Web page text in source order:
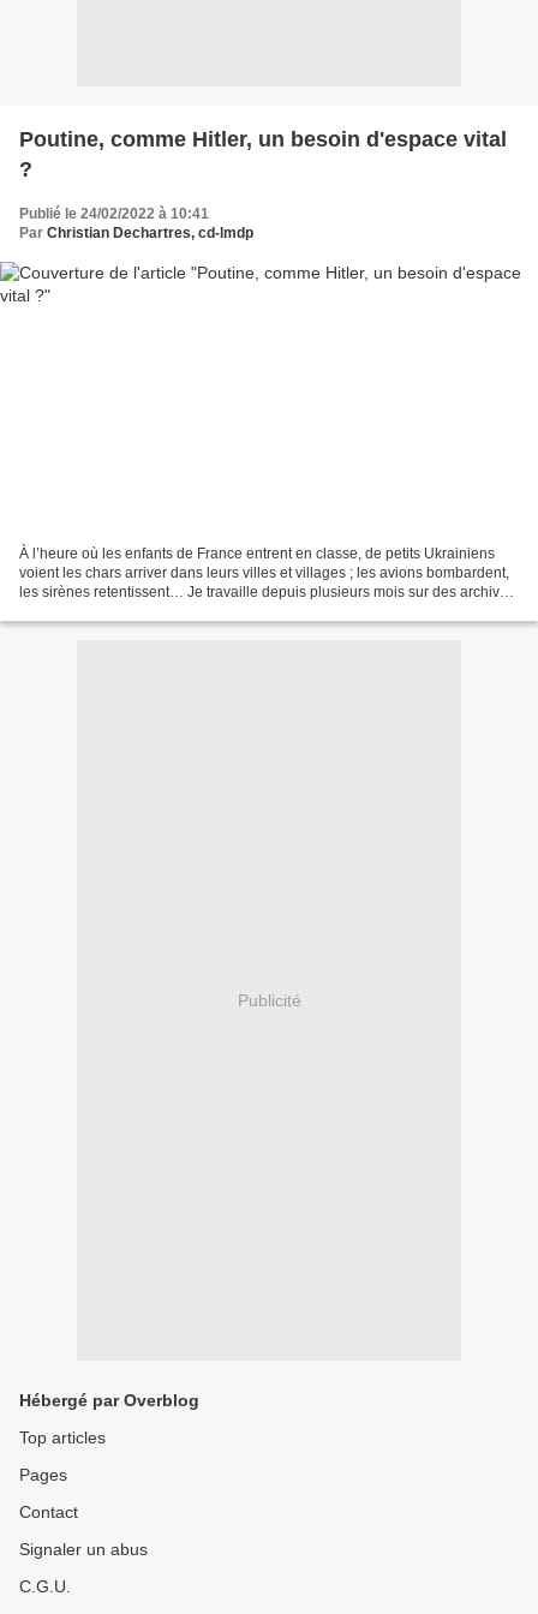
Poutine, comme Hitler, un besoin d'espace vital
?
Publié le 24/02/2022 à 10:41
Par Christian Dechartres, cd-lmdp
À l’heure où les enfants de France entrent en classe, de petits Ukrainiens
voient les chars arriver dans leurs villes et villages ; les avions bombardent,
les sirènes retentissent… Je travaille depuis plusieurs mois sur des archives
Publicité
Hébergé par Overblog
Top articles
Pages
Contact
Signaler un abus
C.G.U.